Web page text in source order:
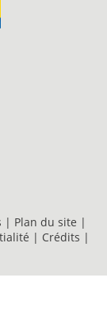
| Plan du site |
| Crédits |